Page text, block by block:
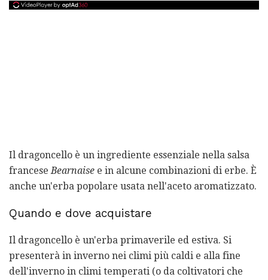
Il dragoncello è un ingrediente essenziale nella salsa
franceseBearnaise e in alcune combinazioni di erbe. È
anche un'erba popolare usata nell'aceto aromatizzato.
Quando e dove acquistare
Il dragoncello è un'erba primaverile ed estiva. Si
presenterà in inverno nei climi più caldi e alla fine
dell'inverno in climi temperati (o da coltivatori che